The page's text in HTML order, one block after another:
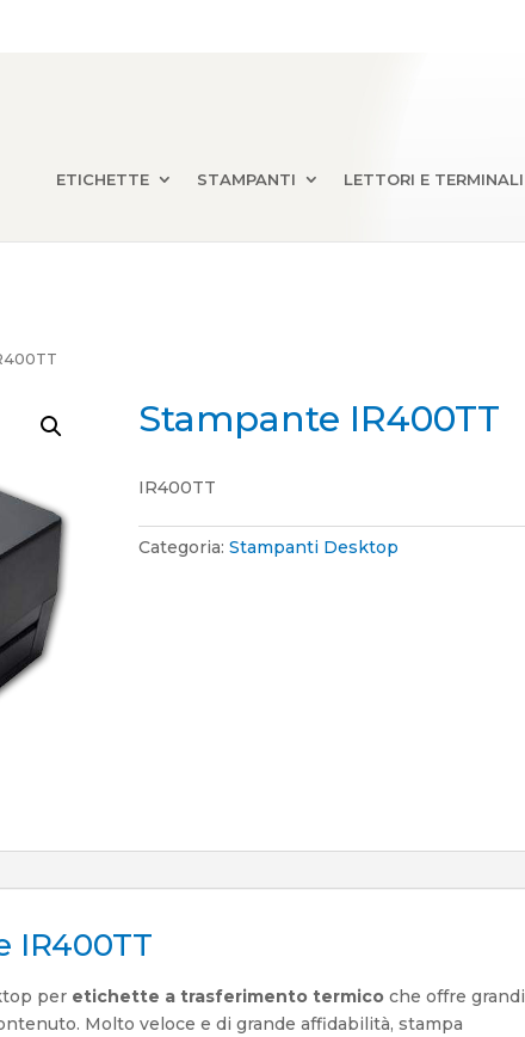
ETICHETTE STAMPANTI LETTORI E TERMINALI
Stampante IR400TT
IR400TT
Categoria:Stampanti Desktop
IR400TT
per etichette a trasferimento termico che offre grandi
Molto veloce e di grande affidabilità, stampa